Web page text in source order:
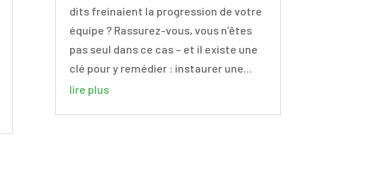
dits freinaient la progression de votre
équipe ? Rassurez-vous, vous n’êtes
pas seul dans ce cas – et il existe une
clé pour y remédier : instaurer une...
lire plus